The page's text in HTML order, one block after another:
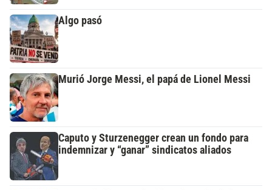
Algo pasó
Murió Jorge Messi, el papá de Lionel Messi
Caputo y Sturzenegger crean un fondo para
indemnizar y “ganar” sindicatos aliados